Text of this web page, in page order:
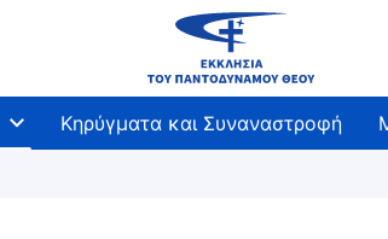
Κηρύγματα και Συναναστροφή